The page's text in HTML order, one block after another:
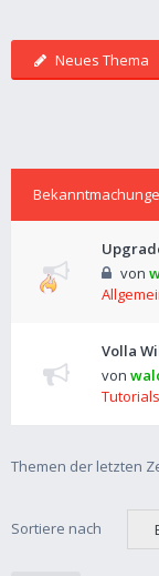
Neues Thema
von
Volla
von
Tutorials
Themen der letzten
Sortiere nach